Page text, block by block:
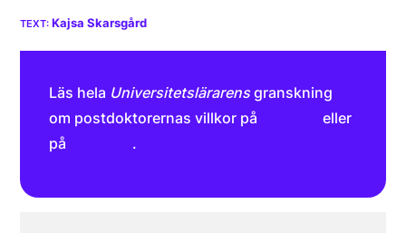
Kajsa Skarsgård
Läs hela Universitetslärarensgranskning
om postdoktorernas villkor på
eller
på
.